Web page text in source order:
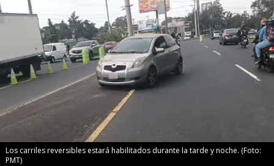
Los carriles reversibles estará habilitados durante la tarde y noche. (Foto:
PMT)